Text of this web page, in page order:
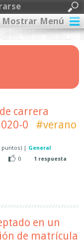
Mostrar Menú
carrera
0
#verano
puntos) | General
0
1 respuesta
en un
de matrícula